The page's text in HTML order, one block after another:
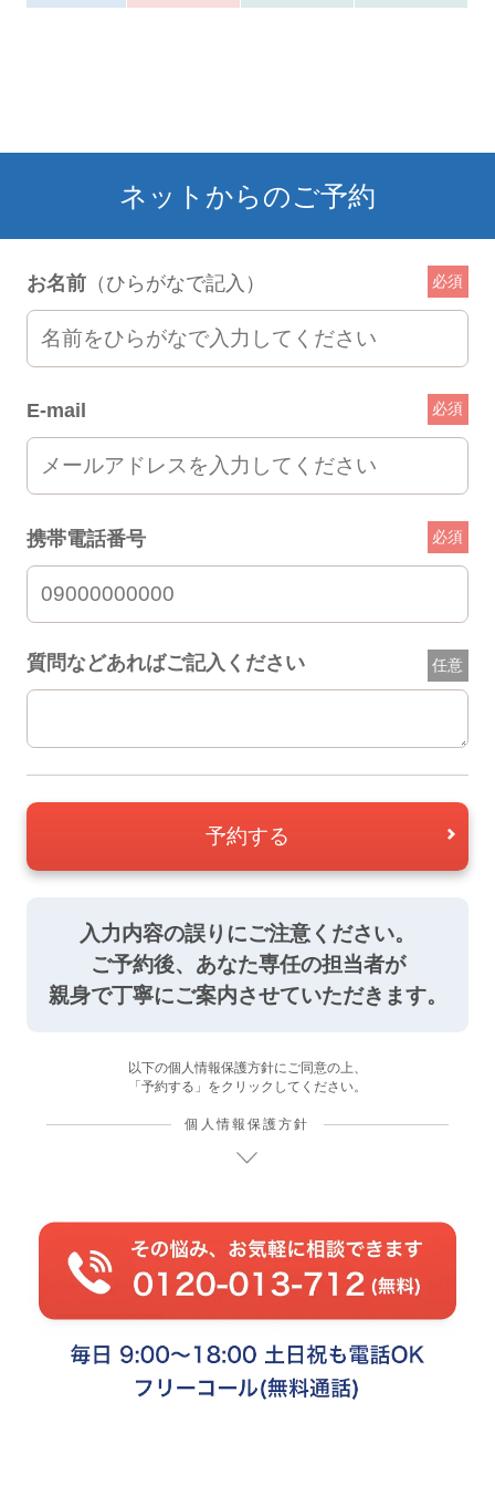
ネットからのご予約
お名前（ひらがなで記入） 必須
E-mail 必須
携帯電話番号 必須
質問などあればご記入ください 任意
予約する
入力内容の誤りにご注意ください。
ご予約後、あなた専任の担当者が
親身で丁寧にご案内させていただきます。
以下の個人情報保護方針にご同意の上、
「予約する」をクリックしてください。
個人情報保護方針
1. 個人情報の保護についての考え方
当社は、当社の業務を円滑に行なうため、お客様の氏名、住所、電
話番号、Eメールアドレス等の情報を取得・利用させて頂いており
ます。当社は、これらのお客様の個人情報（以下「個人情報」とい
います）の適正な保護を重大な責務と認識し、この責務を果たすた
めに、次の指針のもとで個人情報を取り扱います。
（１）個人情報に適用される個人情報の保護に関する法律その他の
関係法令および関係ガイドラインを遵守するとともに、一般